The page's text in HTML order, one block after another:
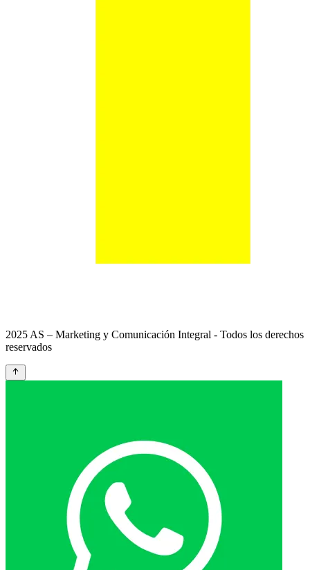
2025 AS – Marketing y Comunicación Integral - Todos los derechos
reservados